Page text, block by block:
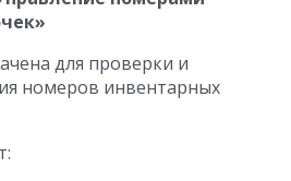
для проверки и
номеров инвентарных